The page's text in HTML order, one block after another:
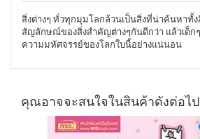
สิ่งต่างๆ ทั่วทุกมุมโลกล้วนเป็นสิ่งที่น่าค้นหาทั้ง
สัญลักษณ์ของสิ่งสำคัญต่างๆกันดีกว่า แล้วเด็ก
ความมหัศจรรย์ของโลกใบนี้อย่างแน่นอน
คุณอาจจะสนใจในสินค้าดังต่อไ